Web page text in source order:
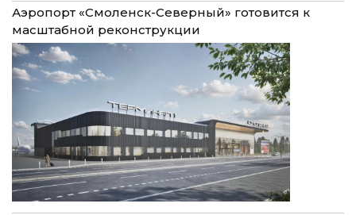
Аэропорт «Смоленск-Северный» готовится к
масштабной реконструкции